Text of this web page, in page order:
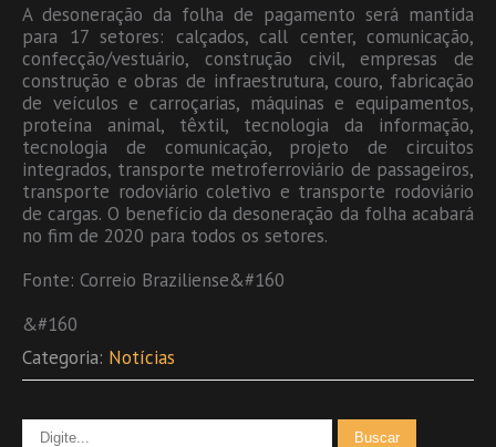
A desoneração da folha de pagamento será mantida
para 17 setores: calçados, call center, comunicação,
confecção/vestuário, construção civil, empresas de
construção e obras de infraestrutura, couro, fabricação
de veículos e carroçarias, máquinas e equipamentos,
proteína animal, têxtil, tecnologia da informação,
tecnologia de comunicação, projeto de circuitos
integrados, transporte metroferroviário de passageiros,
transporte rodoviário coletivo e transporte rodoviário
de cargas. O benefício da desoneração da folha acabará
no fim de 2020 para todos os setores.
Fonte: Correio Braziliense&#160
&#160
Categoria: Notícias